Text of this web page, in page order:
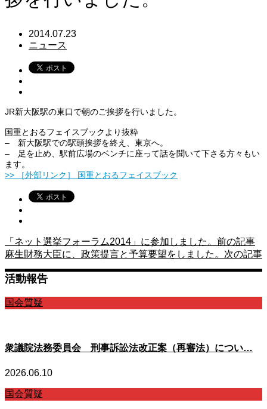
2014.07.23
ニュース
JR新大阪駅の東口で朝のご挨拶を行いました。
国重とおるフェイスブックより抜粋
– 新大阪駅での駅頭挨拶を終え、東京へ。
– 足を止め、駅前広場のベンチに座って話を聞いて下さる方々もい
ます。
>> ［外部リンク］ 国重とおるフェイスブック
「ネット選挙フォーラム2014」に参加しました。 前の記事
麻生財務大臣に、政策提言と予算要望をしました。 次の記事
活動報告
国会質疑
衆議院法務委員会 刑事訴訟法改正案（再審法）につい…
2026.06.10
国会質疑